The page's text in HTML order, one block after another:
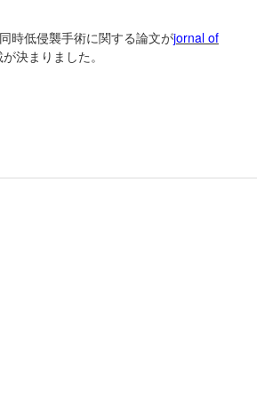
時低侵襲手術に関する論文がjornal of
決まりました。